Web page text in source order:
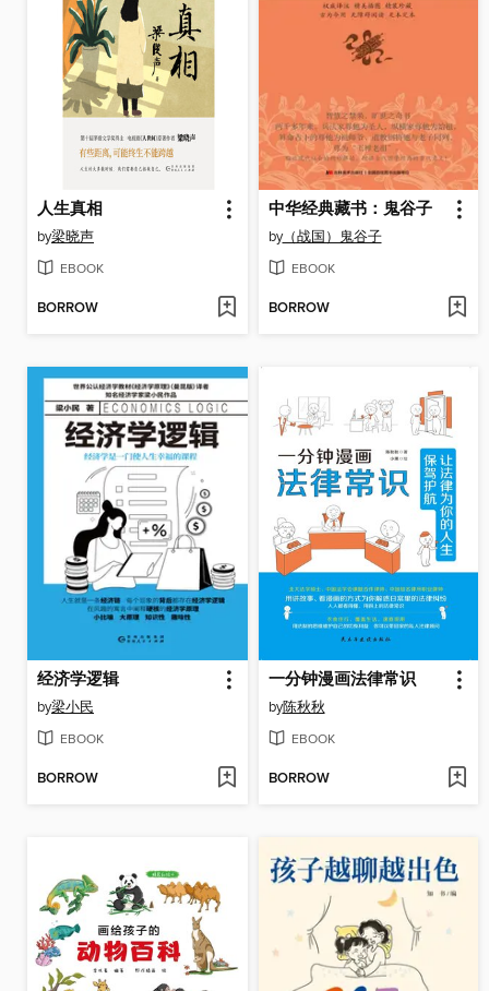
人生真相
by梁晓声
EBOOK
BORROW
中华经典藏书：鬼谷子
by（战国）鬼谷子
EBOOK
BORROW
经济学逻辑
by梁小民
EBOOK
BORROW
一分钟漫画法律常识
by陈秋秋
EBOOK
BORROW